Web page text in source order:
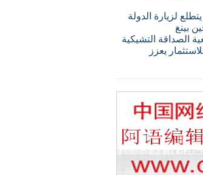
لزيارة الدولة
بينغ
الصداقة التشيكية
يعزز